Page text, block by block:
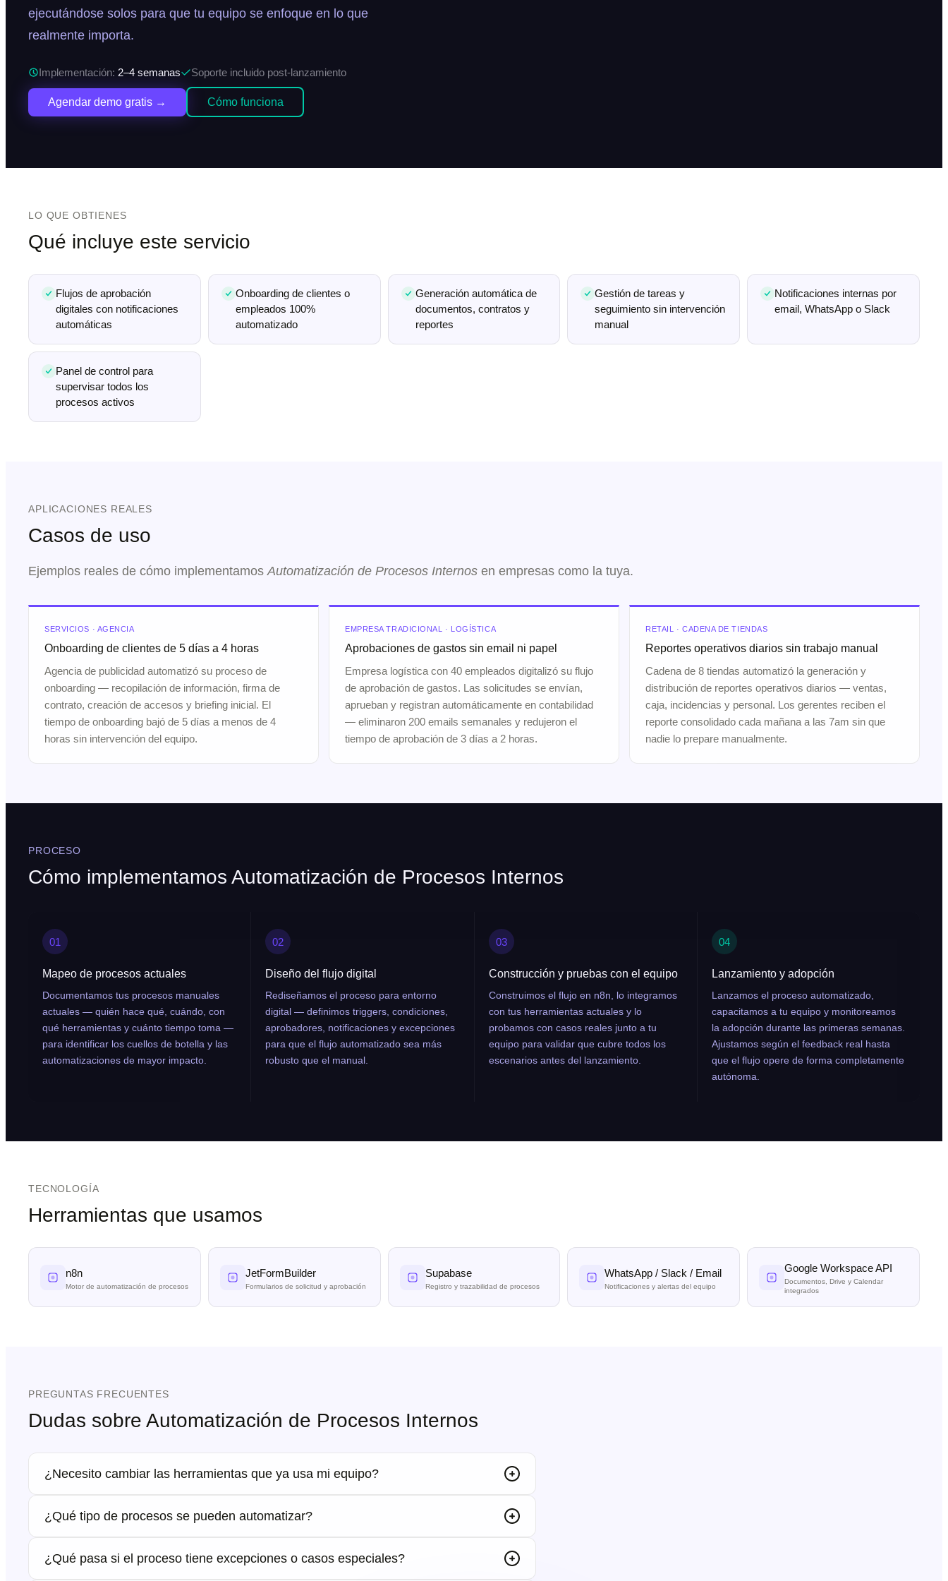
ejecutándose solos para que tu equipo se enfoque en lo que
realmente importa.
Implementación: 2–4 semanas Soporte incluido post-lanzamiento
Agendar demo gratis → Cómo funciona
LO QUE OBTIENES
Qué incluye este servicio
Flujos de aprobación
digitales con notificaciones
automáticas
Onboarding de clientes o
empleados 100%
automatizado
Generación automática de
documentos, contratos y
reportes
Gestión de tareas y
seguimiento sin intervención
manual
Notificaciones internas por
email, WhatsApp o Slack
Panel de control para
supervisar todos los
procesos activos
APLICACIONES REALES
Casos de uso
Ejemplos reales de cómo implementamosAutomatización de Procesos Internos en empresas como la tuya.
SERVICIOS · AGENCIA
Onboarding de clientes de 5 días a 4 horas
Agencia de publicidad automatizó su proceso de
onboarding — recopilación de información, firma de
contrato, creación de accesos y briefing inicial. El
tiempo de onboarding bajó de 5 días a menos de 4
horas sin intervención del equipo.
EMPRESA TRADICIONAL · LOGÍSTICA
Aprobaciones de gastos sin email ni papel
Empresa logística con 40 empleados digitalizó su flujo
de aprobación de gastos. Las solicitudes se envían,
aprueban y registran automáticamente en contabilidad
— eliminaron 200 emails semanales y redujeron el
tiempo de aprobación de 3 días a 2 horas.
RETAIL · CADENA DE TIENDAS
Reportes operativos diarios sin trabajo manual
Cadena de 8 tiendas automatizó la generación y
distribución de reportes operativos diarios — ventas,
caja, incidencias y personal. Los gerentes reciben el
reporte consolidado cada mañana a las 7am sin que
nadie lo prepare manualmente.
PROCESO
Cómo implementamos Automatización de Procesos Internos
01
Mapeo de procesos actuales
Documentamos tus procesos manuales
actuales — quién hace qué, cuándo, con
qué herramientas y cuánto tiempo toma —
para identificar los cuellos de botella y las
automatizaciones de mayor impacto.
02
Diseño del flujo digital
Rediseñamos el proceso para entorno
digital — definimos triggers, condiciones,
aprobadores, notificaciones y excepciones
para que el flujo automatizado sea más
robusto que el manual.
03
Construcción y pruebas con el equipo
Construimos el flujo en n8n, lo integramos
con tus herramientas actuales y lo
probamos con casos reales junto a tu
equipo para validar que cubre todos los
escenarios antes del lanzamiento.
04
Lanzamiento y adopción
Lanzamos el proceso automatizado,
capacitamos a tu equipo y monitoreamos
la adopción durante las primeras semanas.
Ajustamos según el feedback real hasta
que el flujo opere de forma completamente
autónoma.
TECNOLOGÍA
Herramientas que usamos
n8n
Motor de automatización de procesos
JetFormBuilder
Formularios de solicitud y aprobación
Supabase
Registro y trazabilidad de procesos
WhatsApp / Slack / Email
Notificaciones y alertas del equipo
Google Workspace API
Documentos, Drive y Calendar
integrados
PREGUNTAS FRECUENTES
Dudas sobre Automatización de Procesos Internos
¿Necesito cambiar las herramientas que ya usa mi equipo?
¿Qué tipo de procesos se pueden automatizar?
¿Qué pasa si el proceso tiene excepciones o casos especiales?